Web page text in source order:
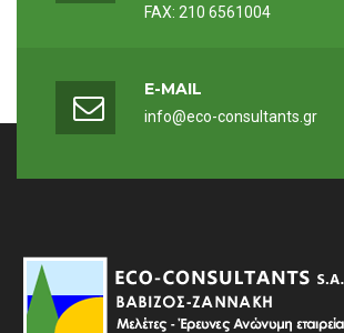
FAX: 210 6561004
E-MAIL
info@eco-consultants.gr